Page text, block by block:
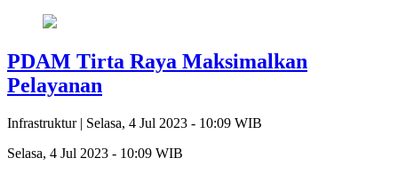
PDAM Tirta Raya Maksimalkan
Pelayanan
Infrastruktur | Selasa, 4 Jul 2023 - 10:09 WIB
Selasa, 4 Jul 2023 - 10:09 WIB